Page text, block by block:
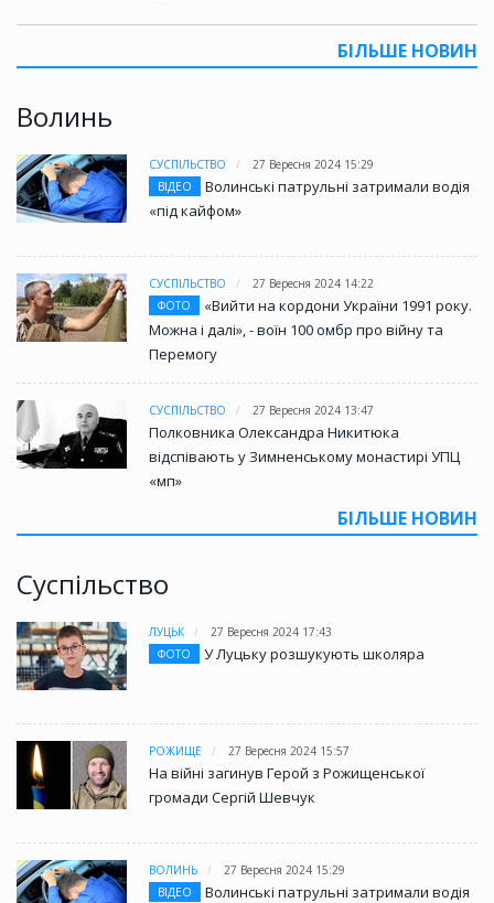
БІЛЬШЕ НОВИН
Волинь
СУСПІЛЬСТВО
27 Вересня 2024 15:29
ВІДЕО
Волинські патрульні затримали водія
«під кайфом»
СУСПІЛЬСТВО
27 Вересня 2024 14:22
ФОТО
«Вийти на кордони України 1991 року.
Можна і далі», - воїн 100 омбр про війну та
Перемогу
СУСПІЛЬСТВО 27 Вересня 2024 13:47
Полковника Олександра Никитюка
відспівають у Зимненському монастирі УПЦ
«мп»
БІЛЬШЕ НОВИН
Суспільство
ЛУЦЬК
27 Вересня 2024 17:43
ФОТО
У Луцьку розшукують школяра
РОЖИЩЕ 27 Вересня 2024 15:57
На війні загинув Герой з Рожищенської
громади Сергій Шевчук
ВОЛИНЬ
27 Вересня 2024 15:29
ВІДЕО
Волинські патрульні затримали водія